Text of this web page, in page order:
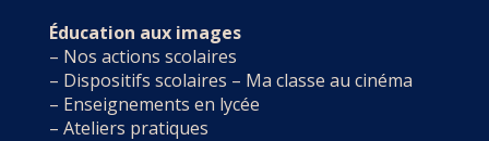
Éducation aux images
– Nos actions scolaires
– Dispositifs scolaires – Ma classe au cinéma
– Enseignements en lycée
– Ateliers pratiques